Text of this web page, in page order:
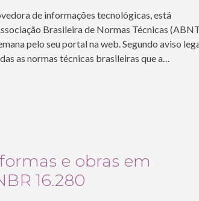
de informações tecnológicas, está
Brasileira de Normas Técnicas
pelo seu portal na web. Segundo aviso
as normas técnicas brasileiras que a…
e obras em
16.280